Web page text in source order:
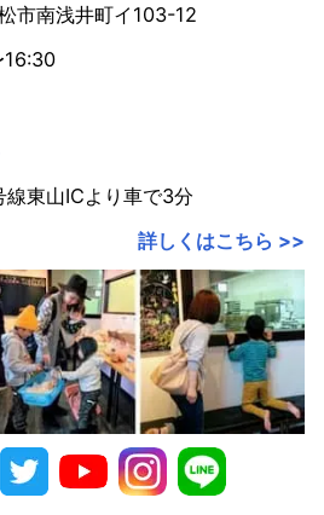
市南浅井町イ103-12
16:30
東山ICより車で3分
詳しくはこちら >>